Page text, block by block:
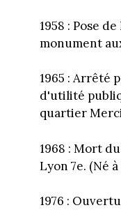
1958 : Pose
monument
1965 : Arrêté
d'utilité
quartier
1968 : Mort
Lyon 7e. (Né
1976 :